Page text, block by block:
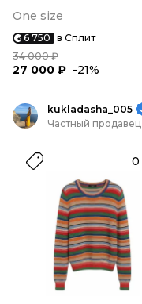
One size
6 750 в Сплит
34 000 ₽
27 000 ₽ -21%
kukladasha_005
Частный продавец
0